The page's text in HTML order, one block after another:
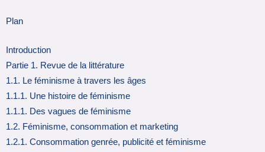
Plan
Introduction
Partie 1. Revue de la littérature
1.1. Le féminisme à travers les âges
1.1.1. Une histoire de féminisme
1.1.1. Des vagues de féminisme
1.2. Féminisme, consommation et marketing
1.2.1. Consommation genrée, publicité et féminisme